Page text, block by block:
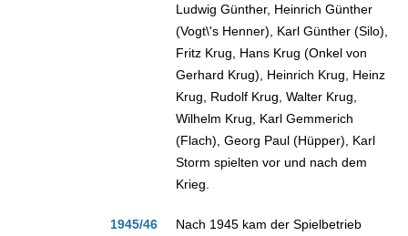
Ludwig Günther, Heinrich Günther
(Vogt\'s Henner), Karl Günther (Silo),
Fritz Krug, Hans Krug (Onkel von
Gerhard Krug), Heinrich Krug, Heinz
Krug, Rudolf Krug, Walter Krug,
Wilhelm Krug, Karl Gemmerich
(Flach), Georg Paul (Hüpper), Karl
Storm spielten vor und nach dem
Krieg.
1945/46
Nach 1945 kam der Spielbetrieb